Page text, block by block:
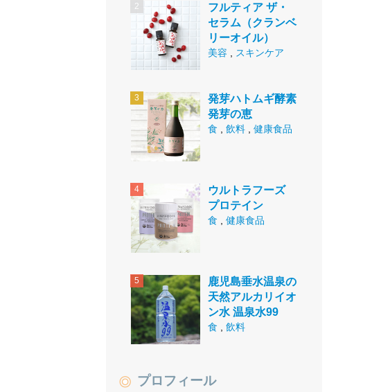
フルティア ザ・
セラム（クランベ
リーオイル）
美容 スキンケア
発芽ハトムギ酵素
発芽の恵
食 飲料 健康食品
ウルトラフーズ
プロテイン
食 健康食品
鹿児島垂水温泉の
天然アルカリイオ
ン水 温泉水99
食 飲料
プロフィール